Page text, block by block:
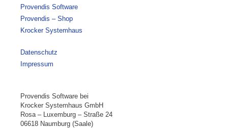
Provendis Software
Provendis – Shop
Krocker Systemhaus
Datenschutz
Impressum
Provendis Software bei
Krocker Systemhaus GmbH
Rosa – Luxemburg – Straße 24
06618 Naumburg (Saale)